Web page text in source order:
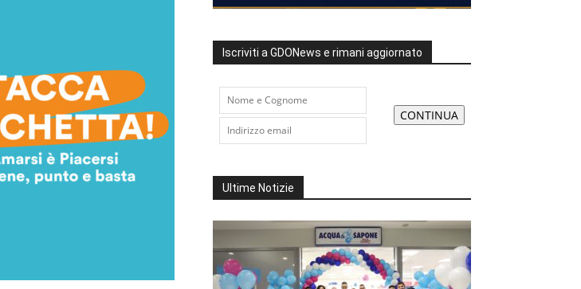
Iscriviti a GDONews e rimani aggiornato
Ultime Notizie